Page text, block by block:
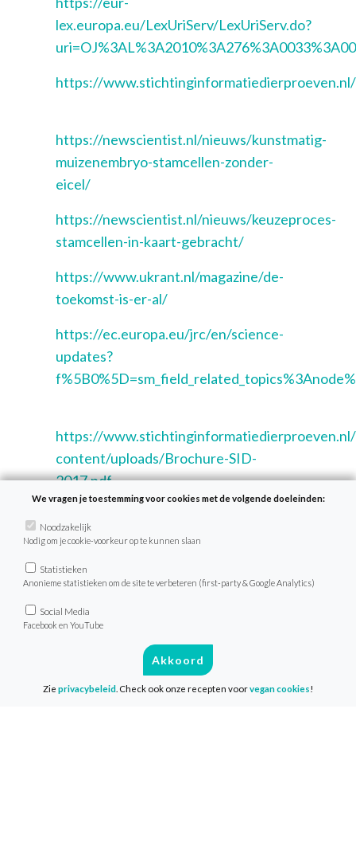
lex.europa.eu/LexUriServ/LexUriServ.do?
https://www.stichtinginformatiedierproeven.nl/
https://newscientist.nl/nieuws/kunstmatig-
muizenembryo-stamcellen-zonder-
eicel/
https://newscientist.nl/nieuws/keuzeproces-
stamcellen-in-kaart-gebracht/
https://www.ukrant.nl/magazine/de-
toekomst-is-er-al/
https://ec.europa.eu/jrc/en/science-
updates?
https://
content/uploads/Brochure-SID-
2017.pdf
nvwa-zo-doende-2016
https://orip.nih.gov/comparative-
models#chimpanzee
https://www.ncbi.nlm.nih.gov/pmc/articles/
We vragen je toestemming voor cookies met de volgende doeleinden:
Noodzakelijk
Nodig om je cookie-voorkeur op te kunnen slaan
Statistieken
Anonieme statistieken om de site te verbeteren (first-party & Google Analytics)
Social Media
Facebook en YouTube
Akkoord
Zie privacybeleid . Check ook onze recepten voorvegan cookies!